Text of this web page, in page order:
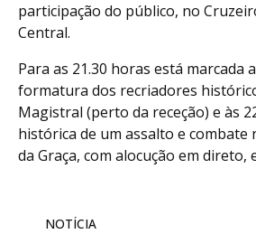
participação do público, no
Central.
Para as 21.30 horas está marcada
formatura dos recriadores
Magistral (perto da receção) e às
histórica de um assalto e
da Graça, com alocução em direto,
NOTÍCIA